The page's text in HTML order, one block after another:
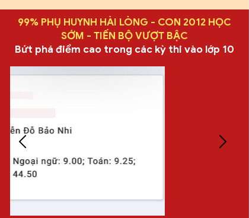
99% PHỤ HUYNH HÀI LÒNG - CON 2012 HỌC
SỚM - TIẾN BỘ VƯỢT BẬC
Bứt phá điểm cao trong các kỳ thi vào lớp 10